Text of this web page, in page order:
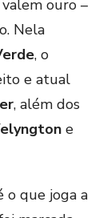
ouro –
Nela
, o
e atual
, além dos
e
o que joga a